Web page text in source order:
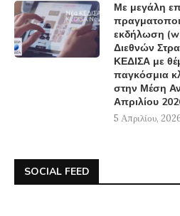
Με μεγάλη
εκδήλωση
Διεθνών
ΚΕΔΙΣΑ με
παγκόσμια
στην Μέση
Απριλίου
5 Απριλίου,
SOCIAL FEED